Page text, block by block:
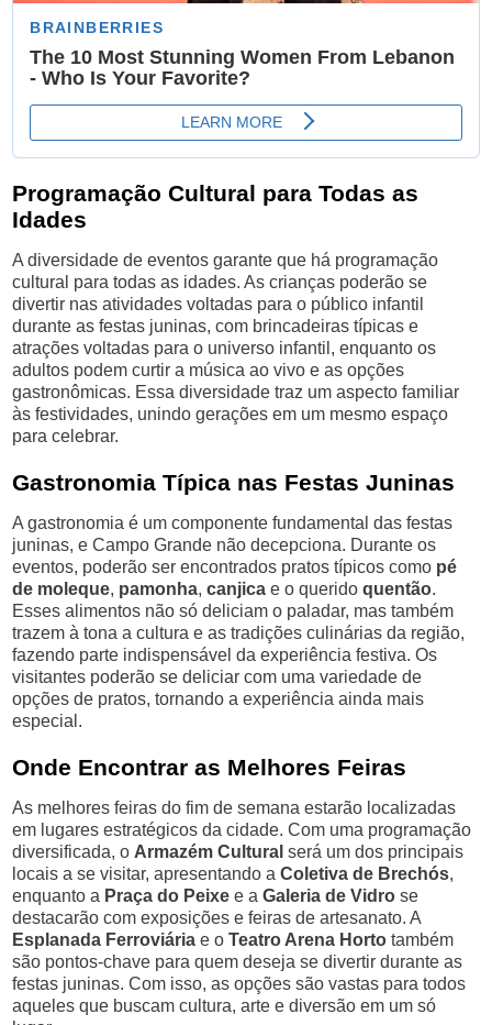
Programação Cultural para Todas as
Idades
A diversidade de eventos garante que há programação
cultural para todas as idades. As crianças poderão se
divertir nas atividades voltadas para o público infantil
durante as festas juninas, com brincadeiras típicas e
atrações voltadas para o universo infantil, enquanto os
adultos podem curtir a música ao vivo e as opções
gastronômicas. Essa diversidade traz um aspecto familiar
às festividades, unindo gerações em um mesmo espaço
para celebrar.
Gastronomia Típica nas Festas Juninas
A gastronomia é um componente fundamental das festas
juninas, e Campo Grande não decepciona. Durante os
eventos, poderão ser encontrados pratos típicos como pé
de moleque, pamonha,canjica e o queridoquentão.
Esses alimentos não só deliciam o paladar, mas também
trazem à tona a cultura e as tradições culinárias da região,
fazendo parte indispensável da experiência festiva. Os
visitantes poderão se deliciar com uma variedade de
opções de pratos, tornando a experiência ainda mais
especial.
Onde Encontrar as Melhores Feiras
As melhores feiras do fim de semana estarão localizadas
em lugares estratégicos da cidade. Com uma programação
diversificada, oArmazém Cultural será um dos principais
locais a se visitar, apresentando aColetiva de Brechós,
enquanto a Praça do Peixe e aGaleria de Vidro se
destacarão com exposições e feiras de artesanato. A
Esplanada Ferroviária e oTeatro Arena Horto também
são pontos-chave para quem deseja se divertir durante as
festas juninas. Com isso, as opções são vastas para todos
aqueles que buscam cultura, arte e diversão em um só